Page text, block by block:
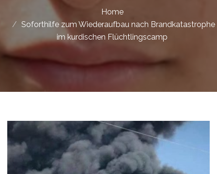
Home
Soforthilfe zum Wiederaufbau nach Brandkatastrophe
im kurdischen Flüchtlingscamp